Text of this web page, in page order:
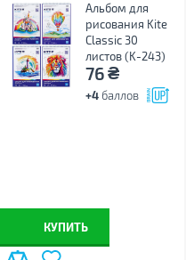
Альбом для
рисования Kite
Classic 30
листов (K-243)
76₴
+4 баллов
КУПИТЬ